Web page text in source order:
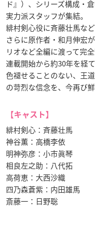
ド』）、シリーズ構成・
実力派スタッフが集結。
緋村剣心役に斉藤壮馬な
さらに原作者・和月伸宏
リオなど全編に渡って完全
連載開始から約30年を経
色褪せることのない、王
の苛烈な信念を、今再び
【キャスト】
緋村剣心：斉藤壮馬
神谷薫：高橋李依
明神弥彦：小市眞琴
相良左之助：八代拓
高荷恵：大西沙織
四乃森蒼紫：内田雄馬
斎藤一：日野聡